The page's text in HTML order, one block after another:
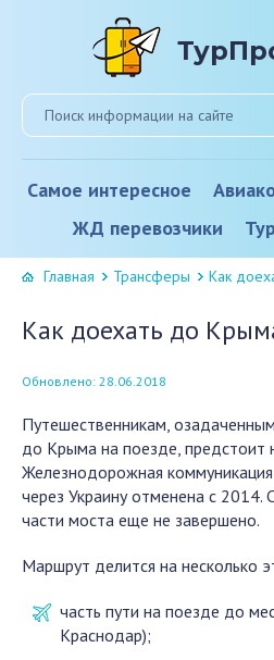
Самое интересное
ЖД перевозчики
Главная Трансферы Как
Как доехать до
Обновлено: 28.06.2018
Путешественникам,
до Крыма на поезде, предстоит
Железнодорожная
через Украину отменена с 2014.
части моста еще не завершено.
Маршрут делится на несколько
часть пути на поезде до
Краснодар);